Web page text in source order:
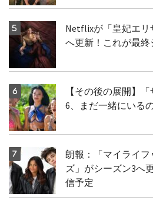
Netflixが「皇妃エリ
へ更新！これが最終
【その後の展開】
6、まだ一緒にいる
朗報：「マイライ
ズ」がシーズン3へ
信予定